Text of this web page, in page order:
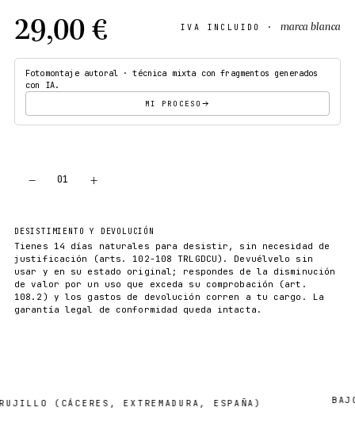
29,00 € IVA INCLUIDO · marca blanca
Fotomontaje autoral · técnica mixta con fragmentos generados
con IA.
MI PROCESO
− 01 +
DESISTIMIENTO Y DEVOLUCIÓN
Tienes 14 días naturales para desistir, sin necesidad de
justificación (arts. 102-108 TRLGDCU). Devuélvelo sin
usar y en su estado original; respondes de la disminución
de valor por un uso que exceda su comprobación (art.
108.2) y los gastos de devolución corren a tu cargo. La
garantía legal de conformidad queda intacta.
(CÁCERES, EXTREMADURA, ESPAÑA) BAJO